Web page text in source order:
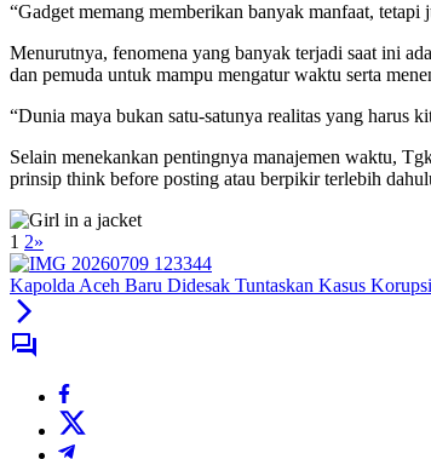
“Gadget memang memberikan banyak manfaat,
Menurutnya, fenomena yang banyak terjadi saat ini
dan pemuda untuk mampu mengatur waktu serta
“Dunia maya bukan satu-satunya realitas yang harus
Selain menekankan pentingnya manajemen waktu,
prinsip think before posting atau berpikir terlebih
1 2»
Kapolda Aceh Baru Didesak Tuntaskan Kasus